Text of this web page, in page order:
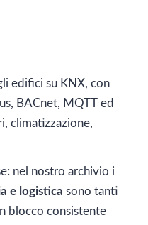
edifici su KNX, con
BACnet, MQTT ed
climatizzazione,
nel nostro archivio i
e logistica sono tanti
blocco consistente